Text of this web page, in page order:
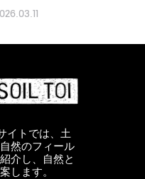
イトでは、土
然のフィール
介し、自然と
します。